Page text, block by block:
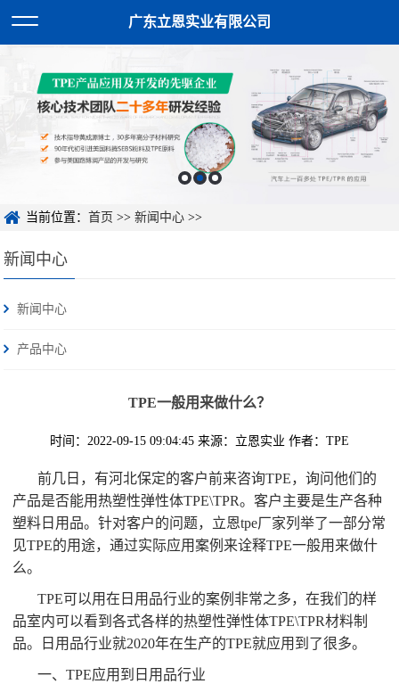
广东立恩实业有限公司
当前位置：首页 >>新闻中心 >>
新闻中心
新闻中心
产品中心
TPE一般用来做什么？
时间：2022-09-15 09:04:45 来源：立恩实业 作者：TPE
前几日，有河北保定的客户前来咨询TPE，询问他们的
产品是否能用热塑性弹性体TPE\TPR。客户主要是生产各种
塑料日用品。针对客户的问题，立恩tpe厂家列举了一部分常
见TPE的用途，通过实际应用案例来诠释TPE一般用来做什
么。
TPE可以用在日用品行业的案例非常之多，在我们的样
品室内可以看到各式各样的热塑性弹性体TPE\TPR材料制
品。日用品行业就2020年在生产的TPE就应用到了很多。
一、TPE应用到日用品行业